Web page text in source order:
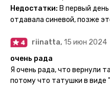
рисункам прикладывается
другой способ нанесения -
ночь, чтобы точно
сразу же проявился. На
носится дольше, поэтому
её стоит наносить. Когда
водой спокойно можно
Недостатки: В первый
отдавала синевой, позже
riinatta, 15 июн 2024
очень рада
Я очень рада, что вернули
потому что татушки в виде